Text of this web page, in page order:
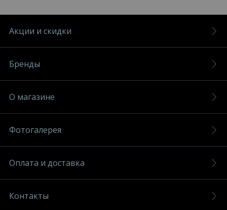
Акции и скидки
Бренды
О магазине
Фотогалерея
Оплата и доставка
Контакты